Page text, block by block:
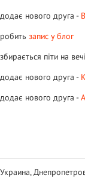
додає нового друга -
робить запис у блог
збирається піти на
додає нового друга -
додає нового друга -
Украина,